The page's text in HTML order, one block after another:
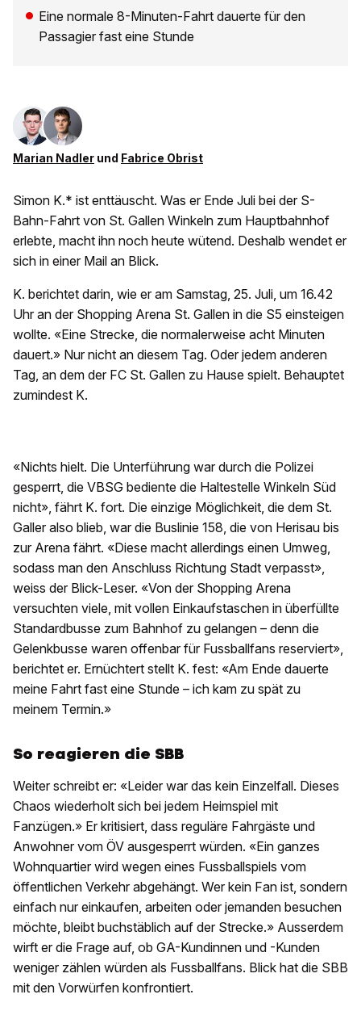
Eine normale 8-Minuten-Fahrt dauerte für den
Passagier fast eine Stunde
Marian Nadler und Fabrice Obrist
Simon K.* ist enttäuscht. Was er Ende Juli bei der S-
Bahn-Fahrt von St. Gallen Winkeln zum Hauptbahnhof
erlebte, macht ihn noch heute wütend. Deshalb wendet er
sich in einer Mail an Blick.
K. berichtet darin, wie er am Samstag, 25. Juli, um 16.42
Uhr an der Shopping Arena St. Gallen in die S5 einsteigen
wollte. «Eine Strecke, die normalerweise acht Minuten
dauert.» Nur nicht an diesem Tag. Oder jedem anderen
Tag, an dem der FC St. Gallen zu Hause spielt. Behauptet
zumindest K.
«Nichts hielt. Die Unterführung war durch die Polizei
gesperrt, die VBSG bediente die Haltestelle Winkeln Süd
nicht», fährt K. fort. Die einzige Möglichkeit, die dem St.
Galler also blieb, war die Buslinie 158, die von Herisau bis
zur Arena fährt. «Diese macht allerdings einen Umweg,
sodass man den Anschluss Richtung Stadt verpasst»,
weiss der Blick-Leser. «Von der Shopping Arena
versuchten viele, mit vollen Einkaufstaschen in überfüllte
Standardbusse zum Bahnhof zu gelangen – denn die
Gelenkbusse waren offenbar für Fussballfans reserviert»,
berichtet er. Ernüchtert stellt K. fest: «Am Ende dauerte
meine Fahrt fast eine Stunde – ich kam zu spät zu
meinem Termin.»
So reagieren die SBB
Weiter schreibt er: «Leider war das kein Einzelfall. Dieses
Chaos wiederholt sich bei jedem Heimspiel mit
Fanzügen.» Er kritisiert, dass reguläre Fahrgäste und
Anwohner vom ÖV ausgesperrt würden. «Ein ganzes
Wohnquartier wird wegen eines Fussballspiels vom
öffentlichen Verkehr abgehängt. Wer kein Fan ist, sondern
einfach nur einkaufen, arbeiten oder jemanden besuchen
möchte, bleibt buchstäblich auf der Strecke.» Ausserdem
wirft er die Frage auf, ob GA-Kundinnen und -Kunden
weniger zählen würden als Fussballfans. Blick hat die SBB
mit den Vorwürfen konfrontiert.